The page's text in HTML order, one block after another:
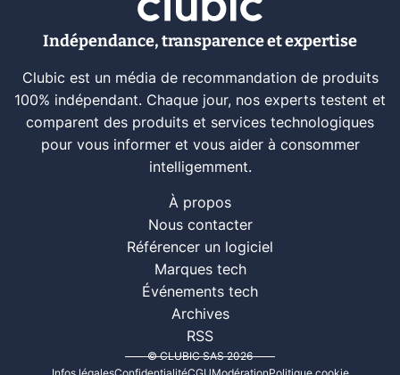
Indépendance, transparence et expertise
Clubic est un média de recommandation de produits
100% indépendant. Chaque jour, nos experts testent et
comparent des produits et services technologiques
pour vous informer et vous aider à consommer
intelligemment.
À propos
Nous contacter
Référencer un logiciel
Marques tech
Événements tech
Archives
RSS
© CLUBIC SAS 2026